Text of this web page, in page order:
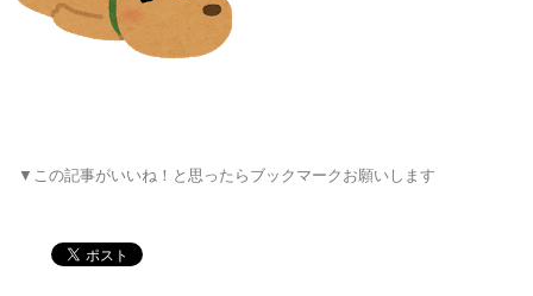
▼この記事がいいね！と思ったらブックマークお願いします